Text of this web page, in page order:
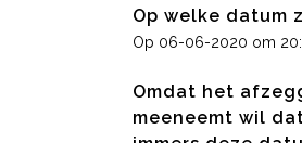
Op welke datum
Op 06-06-2020 om
Omdat het
meeneemt wil